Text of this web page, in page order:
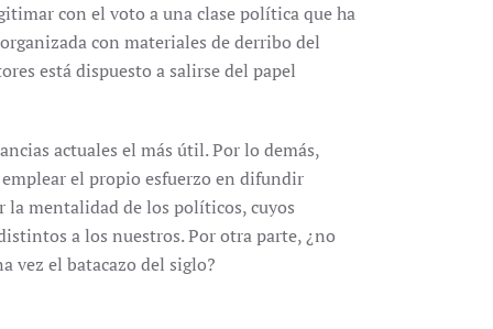
con el voto a una clase política que ha
con materiales de derribo del
está dispuesto a salirse del papel
actuales el más útil. Por lo demás,
el propio esfuerzo en difundir
la mentalidad de los políticos, cuyos
a los nuestros. Por otra parte, ¿no
vez el batacazo del siglo?